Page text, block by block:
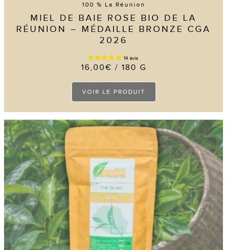
100 % La Réunion
MIEL DE BAIE ROSE BIO DE LA
RÉUNION – MÉDAILLE BRONZE CGA
2026
16,00€ / 180 G
VOIR LE PRODUIT
Ce
a
plusieurs
variations.
Les
options
peuvent
être
choisies
sur
la
page
du
produit